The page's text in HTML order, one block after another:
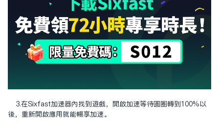
3.在Sixfast加速器內找到遊戲，開啟加速等待圓圈轉到100%以
後，重新開啟應用就能暢享加速。